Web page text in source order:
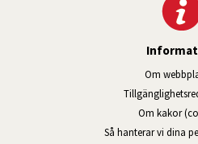
Om
Om kakor
Så hanterar vi dina